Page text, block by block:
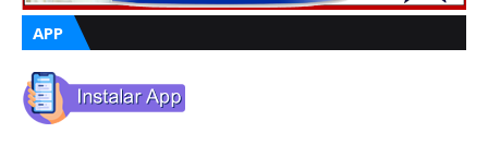
APP